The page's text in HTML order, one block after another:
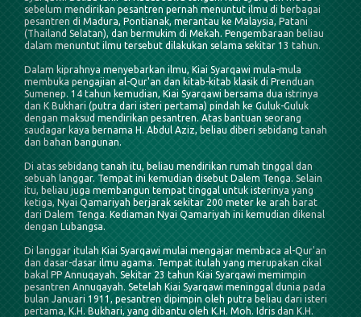
sebelum mendirikan pesantren pernah menuntut ilmu di berbagai
pesantren di Madura, Pontianak, merantau ke Malaysia, Patani
(Thailand Selatan), dan bermukim di Mekah. Pengembaraan beliau
dalam menuntut ilmu tersebut dilakukan selama sekitar 13 tahun.
Dalam kiprahnya menyebarkan ilmu, Kiai Syarqawi mula-mula
membuka pengajian al-Qur'an dan kitab-kitab klasik di Prenduan
Sumenep. 14 tahun kemudian, Kiai Syarqawi bersama dua istrinya
dan K Bukhari (putra dari isteri pertama) pindah ke Guluk-Guluk
dengan maksud mendirikan pesantren. Atas bantuan seorang
saudagar kaya bernama H. Abdul Aziz, beliau diberi sebidang tanah
dan bahan bangunan.
Di atas sebidang tanah itu, beliau mendirikan rumah tinggal dan
sebuah langgar. Tempat ini kemudian disebut Dalem Tenga. Selain
itu, beliau juga membangun tempat tinggal untuk isterinya yang
ketiga, Nyai Qamariyah berjarak sekitar 200 meter ke arah barat
dari Dalem Tenga. Kediaman Nyai Qamariyah ini kemudian dikenal
dengan Lubangsa.
Di langgar itulah Kiai Syarqawi mulai mengajar membaca al-Qur'an
dan dasar-dasar ilmu agama. Tempat itulah yang merupakan cikal
bakal PP Annuqayah. Sekitar 23 tahun Kiai Syarqawi memimpin
pesantren Annuqayah. Setelah Kiai Syarqawi meninggal dunia pada
bulan Januari 1911, pesantren dipimpin oleh putra beliau dari isteri
pertama, K.H. Bukhari, yang dibantu oleh K.H. Moh. Idris dan K.H.